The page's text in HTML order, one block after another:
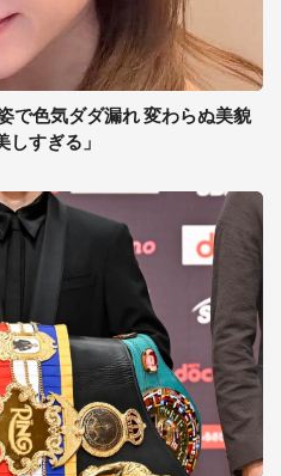
で色気ダダ漏れ 変わらぬ美貌
すぎる」